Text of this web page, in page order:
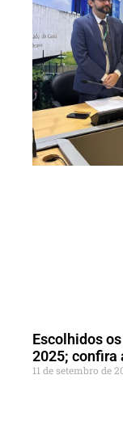
Escolhidos
2025; confira
11 de setembro de